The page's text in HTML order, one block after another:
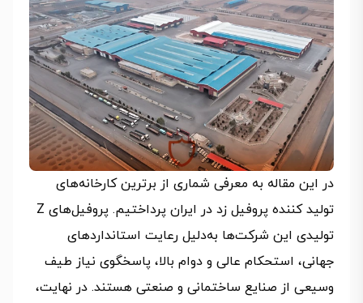
در این مقاله به معرفی شماری از برترین کارخانه‌های
تولید کننده پروفیل زد در ایران پرداختیم. پروفیل‌های Z
تولیدی این شرکت‌ها به‌دلیل رعایت استانداردهای
جهانی، استحکام عالی و دوام بالا، پاسخگوی نیاز طیف
وسیعی از صنایع ساختمانی و صنعتی هستند. در نهایت،